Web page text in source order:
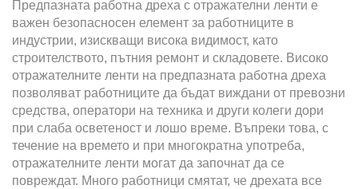
Предпазната работна дреха с отражателни ленти е
важен безопасносен елемент за работниците в
индустрии, изискващи висока видимост, като
строителството, пътния ремонт и складовете. Високо
отражателните ленти на предпазната работна дреха
позволяват работниците да бъдат виждани от превозни
средства, оператори на техника и други колеги дори
при слаба осветеност и лошо време. Въпреки това, с
течение на времето и при многократна употреба,
отражателните ленти могат да започнат да се
повреждат. Много работници смятат, че дрехата все